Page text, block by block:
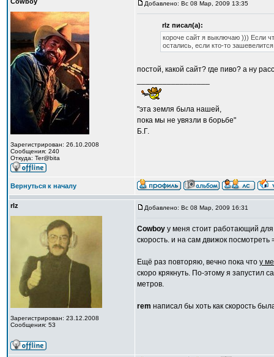
Зарегистрирован: 26.10.2008
Сообщения: 240
Откуда: Ter@bita
Добавлено: Вс 08 Мар, 2009 13:35
rlz писал(а):
короче сайт я выключаю ))) Если
остались, если кто-то
постой, какой сайт? где пиво? а ну
"эта земля была нашей,
пока мы не увязли в борьбе"
Б.Г.
Вернуться к началу
rlz
Зарегистрирован: 23.12.2008
Сообщения: 53
Добавлено: Вс 08 Мар, 2009 16:31
Cowboy у меня стоит работающий для
скорость. и на сам движок посмотреть
Ещё раз повторяю, вечно пока что у
скоро крякнуть. По-этому я запустил
метров.
rem написал бы хоть как скорость